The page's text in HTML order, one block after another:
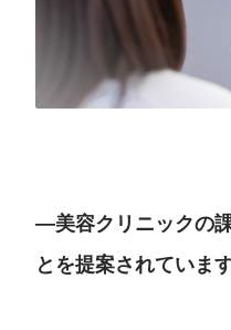
―美容クリニックの
とを提案されていま